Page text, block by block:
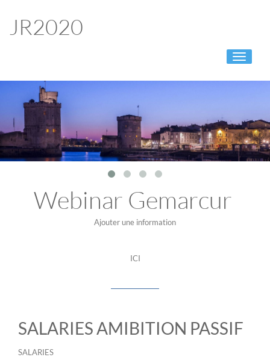
JR2020
Toggle
Webinar Gemarcur
Ajouter une information
ICI
SALARIES AMIBITION PASSIF
SALARIES